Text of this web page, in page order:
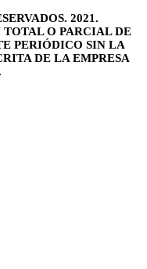
2021.
O PARCIAL DE
PERIÓDICO SIN LA
DE LA EMPRESA